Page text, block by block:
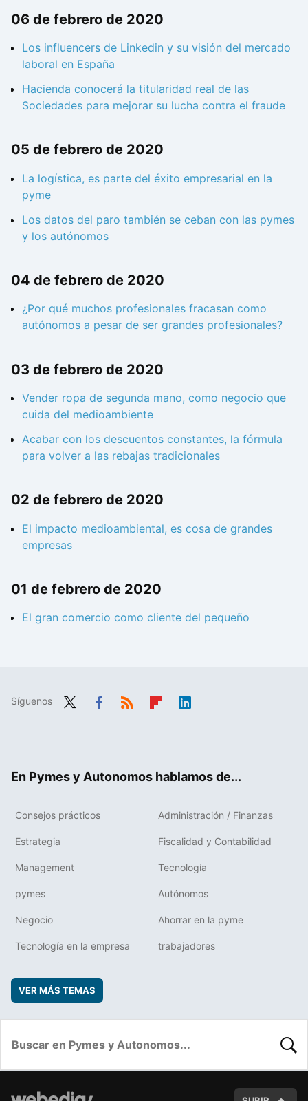
06 de febrero de 2020
Los influencers de Linkedin y su visión del mercado
laboral en España
Hacienda conocerá la titularidad real de las
Sociedades para mejorar su lucha contra el fraude
05 de febrero de 2020
La logística, es parte del éxito empresarial en la
pyme
Los datos del paro también se ceban con las pymes
y los autónomos
04 de febrero de 2020
¿Por qué muchos profesionales fracasan como
autónomos a pesar de ser grandes profesionales?
03 de febrero de 2020
Vender ropa de segunda mano, como negocio que
cuida del medioambiente
Acabar con los descuentos constantes, la fórmula
para volver a las rebajas tradicionales
02 de febrero de 2020
El impacto medioambiental, es cosa de grandes
empresas
01 de febrero de 2020
El gran comercio como cliente del pequeño
Síguenos
En Pymes y Autonomos hablamos de...
Consejos prácticos Administración / Finanzas
Estrategia Fiscalidad y Contabilidad
Management Tecnología
pymes Autónomos
Negocio Ahorrar en la pyme
Tecnología en la empresa trabajadores
VER MÁS TEMAS